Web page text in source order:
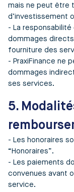
mais ne peut être
d’investissement
- La responsabilité
dommages
fourniture des
- PraxiFinance ne
dommages
ses services.
5.
- Les honoraires
“Honoraires”.
- Les paiements
convenues avant
service.